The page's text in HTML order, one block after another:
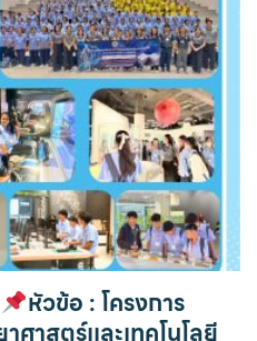
หัวข้อ : โครงการ
สตร์เเละเทคโนโลยี